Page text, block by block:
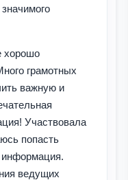
хорошо
грамотных
важную и
Участвовала
попасть
информация.
ведущих